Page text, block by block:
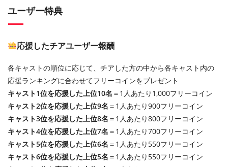
ユーザー特典
応援したチアユーザー報酬
各キャストの順位に応じて、チアした方の中から各キャスト内の
応援ランキングに合わせてフリーコインをプレゼント
キャスト1位を応援した上位10名 ＝1人あたり1,000フリーコイン
キャスト2位を応援した上位9名 ＝1人あたり900フリーコイン
キャスト3位を応援した上位8名 ＝1人あたり800フリーコイン
キャスト4位を応援した上位7名 ＝1人あたり700フリーコイン
キャスト5位を応援した上位6名 ＝1人あたり550フリーコイン
キャスト6位を応援した上位5名 ＝1人あたり550フリーコイン